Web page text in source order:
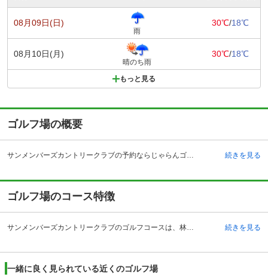
08月09日(日)
雨
30℃/18℃
08月10日(月)
晴のち雨
30℃/18℃
もっと見る
ゴルフ場の概要
サンメンバーズカントリークラブの予約ならじゃらんゴルフ。カートの有無や利用税、キャンセル料、ナイター設備、駐車場などのコース情報はもちろん、口コミ、フォトギャラリーなどコースの難易度や攻略に役立つ情報充実、予約する度にポイントが貯まるのでお得にゴルフをお楽しみ頂けます。 サンメンバーズカントリークラブは、自然豊かな地形に広がっているゴルフ場です。そのため四季折々の様々な顔を見ながら、ゴルフプレーを堪能することができるようになっています。クラブハウス内は絵画が多数展示されており、ロビーが広いことが特徴です。特に1階と2階にもロビーがあるので、混雑していてもゆったりくつろげるようになっています。その他、30ヤード4打席の練習場が完備されており、スタート前の調整が可能となっています。また、コンペルームも3部屋完備されており、大人数でのコンペも実施可能です。アクセス方法としては、車で来場する場合は中央自動車道の上野原インターチェンジから約15分で到着します。電車の場合はJR中央本線の四方津駅からタクシーで約15分で到着します。 続きを見る
ゴルフ場のコース特徴
サンメンバーズカントリークラブのゴルフコースは、林昭好氏設計による、全18ホール、パー72、総距離6,691ヤードの丘陵コースです。丘陵コースながら高低差は少なく、どのホールも戦略性のあるコースになっているので、初心者だけでなく上級者でも楽しむことができます。全体のコースレイアウトがヒナ壇形式となっているため、左右にペナルティは少ないものの、ショットを曲げてしまった場合隣のコースに打ち込んでしまうことになり、大きくスコアを崩してしまう可能性があります。サンメンバーズカントリークラブの名物ホールはOUTの6番パー4のミドルホールです。ティーグラウンド正面に富士山を望むことが出来、絶景の中を気持ちよくプレーすることができます。 続きを見る
一緒に良く見られている近くのゴルフ場